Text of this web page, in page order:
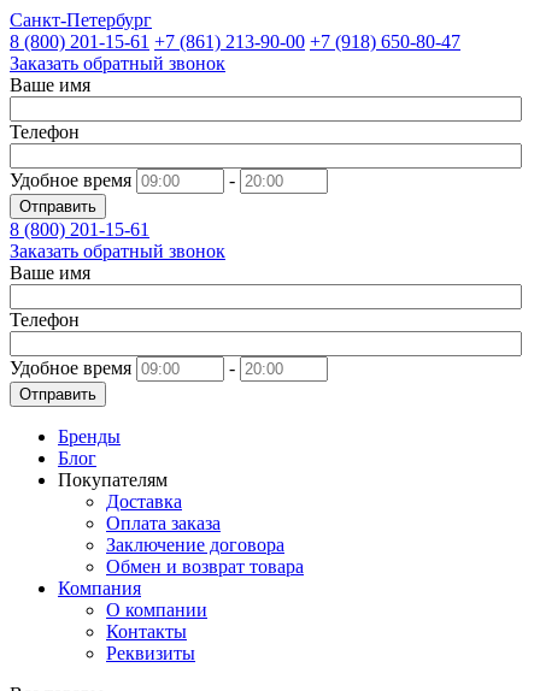
Санкт-Петербург
8 (800) 201-15-61 +7 (861) 213-90-00 +7 (918) 650-80-47
Заказать обратный звонок
Ваше имя
Телефон
Удобное время -
Отправить
8 (800) 201-15-61
Заказать обратный звонок
Ваше имя
Телефон
Удобное время -
Отправить
Бренды
Блог
Покупателям
Доставка
Оплата заказа
Заключение договора
Обмен и возврат товара
Компания
О компании
Контакты
Реквизиты